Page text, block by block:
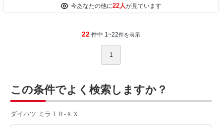
今あなたの他に22人が見ています
22 件中 1~22件を表示
1
この条件でよく検索しますか？
ダイハツ ミラＴＲ-ＸＸ